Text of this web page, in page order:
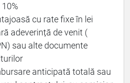
cu rate fixe în lei
adeverință de venit (
sau alte documente
anticipată totală sau